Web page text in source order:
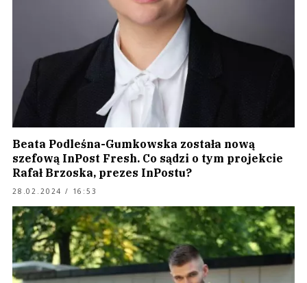
Beata Podleśna-Gumkowska została nową
szefową InPost Fresh. Co sądzi o tym projekcie
Rafał Brzoska, prezes InPostu?
28.02.2024 / 16:53